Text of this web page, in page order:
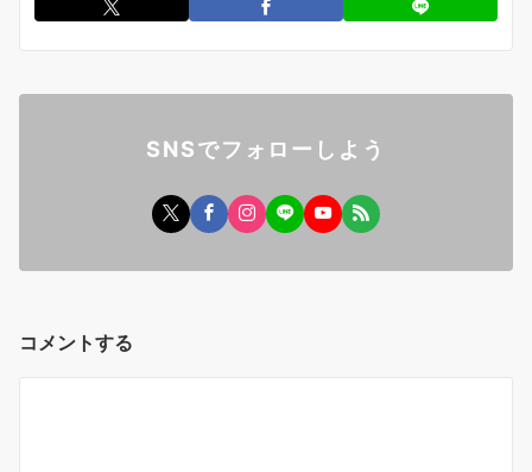
SNSでフォローしよう
コメントする